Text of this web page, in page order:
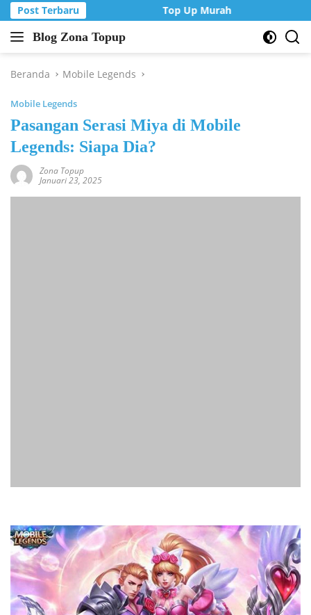
Langsung
ke
konten
Post Terbaru Top Up Murah di Zona Topup
Blog Zona Topup
Tips
Trik
game
online
Beranda Mobile Legends
Mobile Legends
Pasangan Serasi Miya di Mobile
Legends: Siapa Dia?
Zona Topup
Januari 23, 2025